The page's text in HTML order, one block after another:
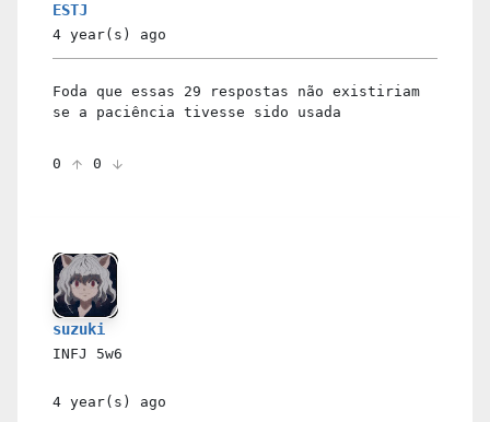
ESTJ
4 year(s) ago
Foda que essas 29 respostas não existiriam
se a paciência tivesse sido usada
0 0
suzuki
INFJ 5w6
4 year(s) ago